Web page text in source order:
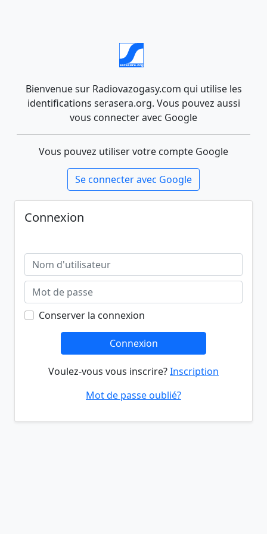
Bienvenue sur Radiovazogasy.com qui utilise les
identifications serasera.org. Vous pouvez aussi
vous connecter avec Google
Vous pouvez utiliser votre compte Google
Se connecter avec Google
Connexion
Conserver la connexion
Connexion
Voulez-vous vous inscrire?Inscription
Mot de passe oublié?